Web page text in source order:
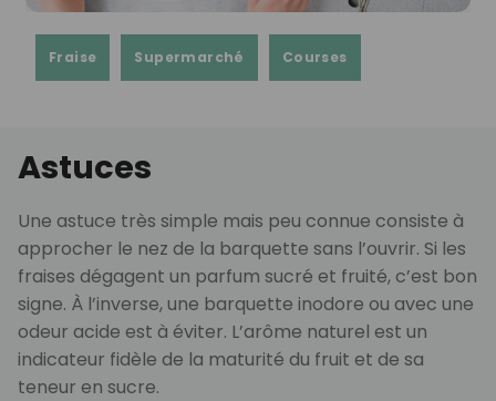
Fraise Supermarché Courses
Astuces
Une astuce très simple mais peu connue consiste à
approcher le nez de la barquette sans l’ouvrir. Si les
fraises dégagent un parfum sucré et fruité, c’est bon
signe. À l’inverse, une barquette inodore ou avec une
odeur acide est à éviter. L’arôme naturel est un
indicateur fidèle de la maturité du fruit et de sa
teneur en sucre.